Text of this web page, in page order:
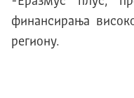
финансирања
региону.